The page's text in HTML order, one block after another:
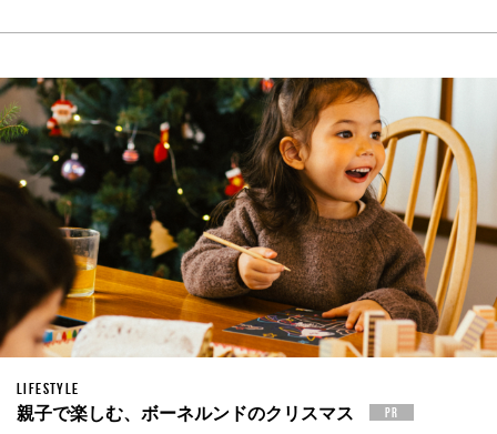
LIFESTYLE
親子で楽しむ、ボーネルンドのクリスマス